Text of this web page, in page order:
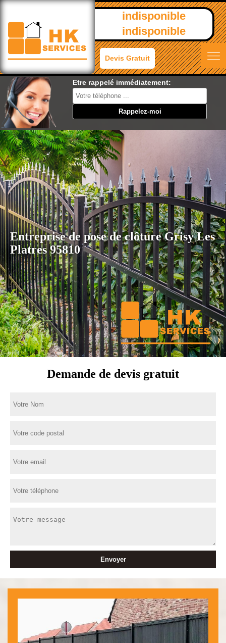
indisponible
indisponible
Devis Gratuit
Etre rappelé immédiatement:
Entreprise de pose de clôture Grisy Les
Platres 95810
Demande de devis gratuit